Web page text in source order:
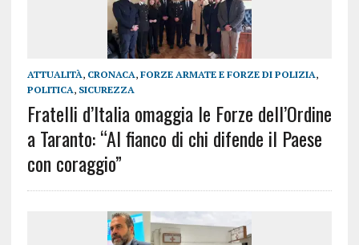
ATTUALITÀ, CRONACA, FORZE ARMATE E FORZE DI POLIZIA,
POLITICA, SICUREZZA
Fratelli d’Italia omaggia le Forze dell’Ordine
a Taranto: “Al fianco di chi difende il Paese
con coraggio”